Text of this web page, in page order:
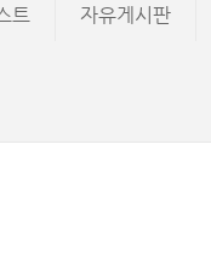
트 자유게시판